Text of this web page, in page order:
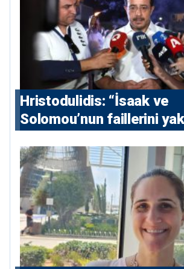
Hristodulidis: “İsaak ve
Solomou’nun faillerini
ve 5 uluslararası
çıkarıldı”